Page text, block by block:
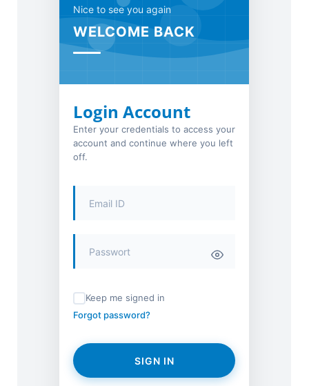
Nice to see you again
WELCOME BACK
Login Account
Enter your credentials to access your
account and continue where you left
off.
Keep me signed in
Forgot password?
SIGN IN